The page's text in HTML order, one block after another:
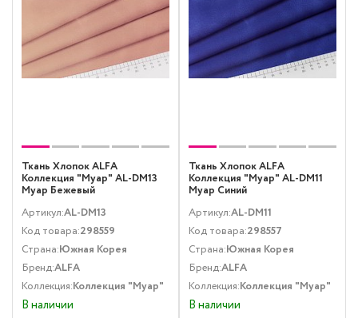
Ткань Хлопок ALFA
Коллекция "Муар" AL-DM13
Муар Бежевый
Артикул:AL-DM13
Код товара:298559
Страна:Южная Корея
Бренд:ALFA
Коллекция:Коллекция "Муар"
В наличии
Ткань Хлопок ALFA
Коллекция "Муар" AL-DM11
Муар Синий
Артикул:AL-DM11
Код товара:298557
Страна:Южная Корея
Бренд:ALFA
Коллекция:Коллекция "Муар"
В наличии